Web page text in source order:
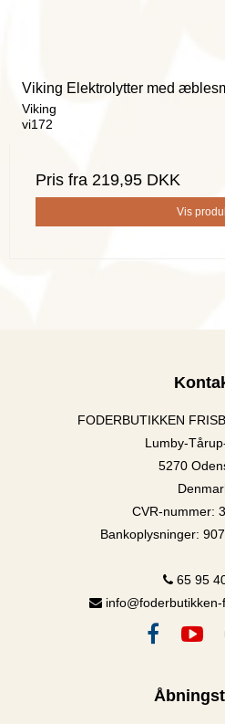
Viking Elektrolytter med
Viking
vi172
Pris fra 219,95 DKK
Vis
FODERBUTIKKEN
Lumby-
5270
CVR-nummer:
Bankoplysninger:
65 95